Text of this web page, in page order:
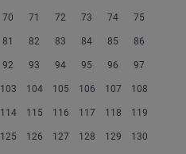
70 71 72 73 74 75
81 82 83 84 85 86
92 93 94 95 96 97
103 104 105 106 107 108
114 115 116 117 118 119
125 126 127 128 129 130